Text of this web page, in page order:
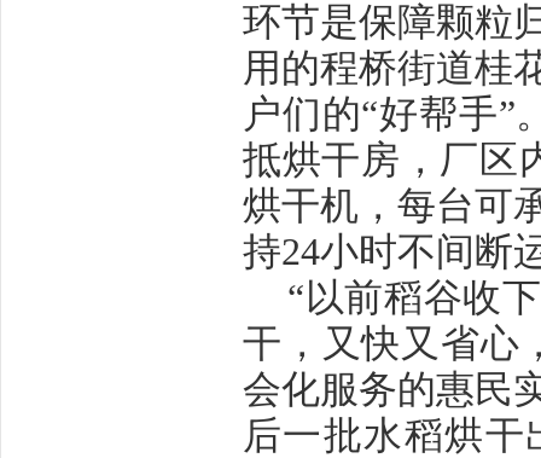
环节是保障颗粒
用的程桥街道桂
户们的“好帮手”
抵烘干房，厂区
烘干机，每台可
持24小时不间断
“以前稻谷收
干，又快又省心
会化服务的惠民
后一批水稻烘